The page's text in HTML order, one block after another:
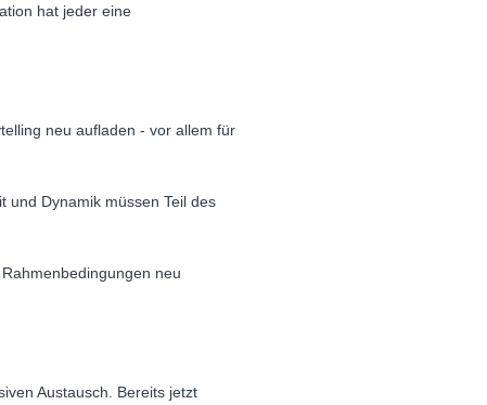
hat jeder eine
neu aufladen - vor allem für
und Dynamik müssen Teil des
neu
Austausch. Bereits jetzt